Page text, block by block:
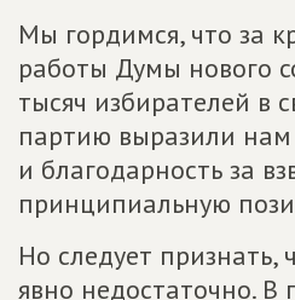
Мы гордимся, что за
работы Думы нового
тысяч избирателей в
партию выразили нам
и благодарность за
принципиальную
Но следует признать,
явно недостаточно. В